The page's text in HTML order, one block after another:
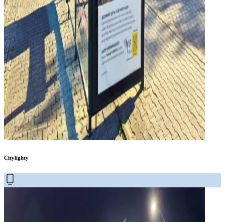
Citylighty